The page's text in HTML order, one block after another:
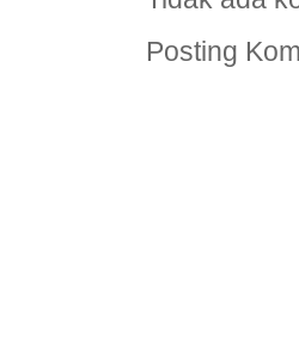
Posting